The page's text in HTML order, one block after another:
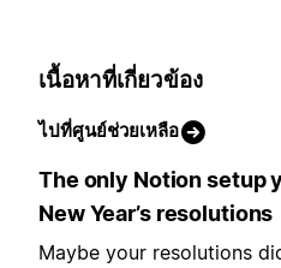
เนื้อหาที่เกี่ยวข้อง
ไปที่ศูนย์ช่วยเหลือ
The only Notion setup
New Year’s resolutions
Maybe your resolutions